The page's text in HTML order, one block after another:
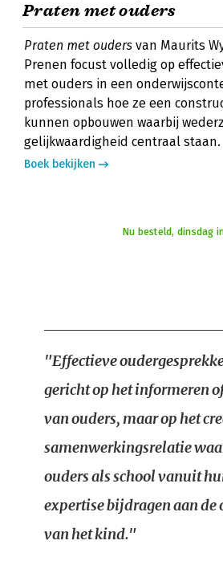
Praten met ouders
Praten met ouders van Maurits
Prenen focust volledig op
met ouders in een
professionals hoe ze een
kunnen opbouwen waarbij
gelijkwaardigheid centraal staan.
Boek bekijken
Nu besteld, dinsdag
"Effectieve
gericht op het informeren
van ouders, maar op het
samenwerkingsrelatie
ouders als school vanuit
expertise bijdragen aan
van het kind."